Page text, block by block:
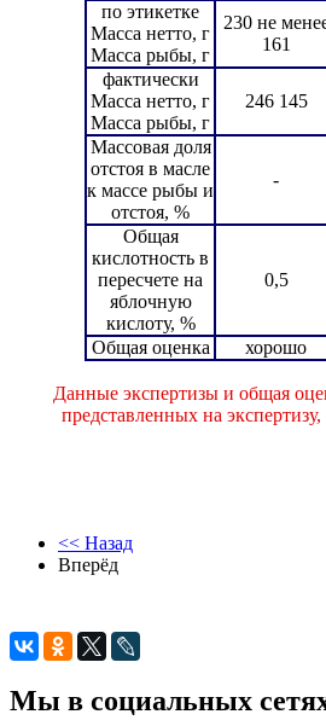
по этикетке
Масса нетто, г
Масса рыбы, г
230 не
161
фактически
Масса нетто, г
Масса рыбы, г
246 145
Массовая доля
отстоя в масле
к массе рыбы и
отстоя, %
-
Общая
кислотность в
пересчете на
яблочную
кислоту, %
0,5
Общая оценка хорошо
Данные экспертизы и общая
представленных на
<< Назад
Вперёд
Мы в социальных